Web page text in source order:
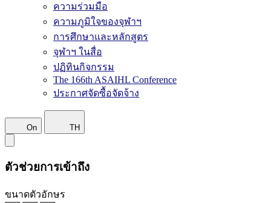
ความร่วมมือ
ความภูมิใจของจุฬาฯ
การศึกษาและหลักสูตร
จุฬาฯ ในสื่อ
ปฏิทินกิจกรรม
The 166th ASAIHL Conference
ประกาศจัดซื้อจัดจ้าง
On TH
ตัวช่วยการเข้าถึง
ขนาดตัวอักษร